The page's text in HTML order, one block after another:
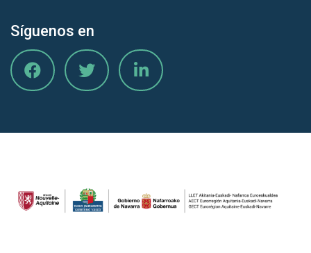
Síguenos en